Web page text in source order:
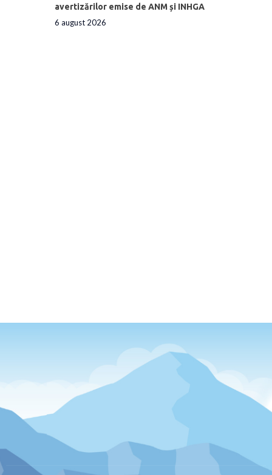
avertizărilor emise de ANM și INHGA
6 august 2026